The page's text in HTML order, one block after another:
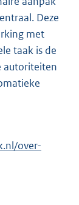
Deze
met
taak is de
autoriteiten
over-